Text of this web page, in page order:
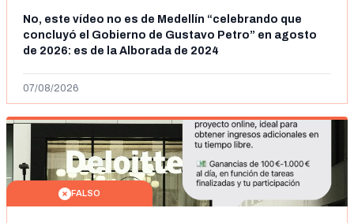
No, este vídeo no es de Medellín “celebrando que
concluyó el Gobierno de Gustavo Petro” en agosto
de 2026: es de la Alborada de 2024
07/08/2026
FALSO